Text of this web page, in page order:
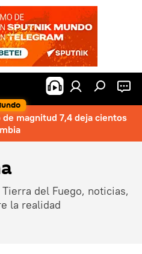
de magnitud 7,4 deja cientos
del Fuego, noticias,
la realidad